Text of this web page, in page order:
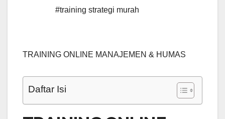
#training strategi murah
TRAINING ONLINE MANAJEMEN & HUMAS
Daftar Isi